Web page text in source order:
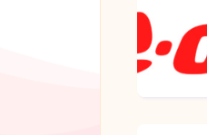
pobočka
Jihlava